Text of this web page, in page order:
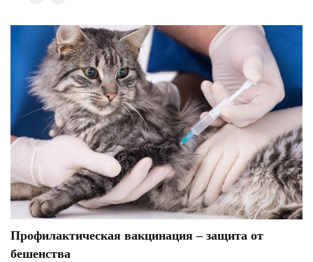
Профилактическая вакцинация – защита от
бешенства